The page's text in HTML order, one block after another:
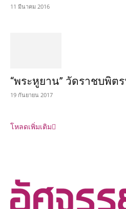
11 มีนาคม 2016
“พระหูยาน” วัดราชบพิต
19 กันยายน 2017
โหลดเพิ่มเติม